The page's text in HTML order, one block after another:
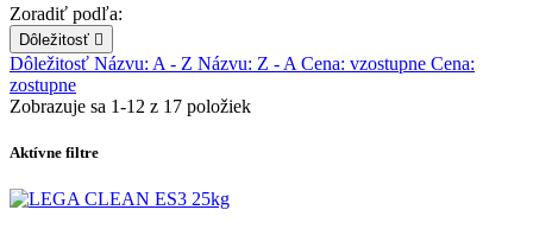
Zoradiť podľa:
Dôležitosť 
Dôležitosť Názvu: A - Z Názvu: Z - A Cena: vzostupne Cena:
zostupne
Zobrazuje sa 1-12 z 17 položiek
Aktívne filtre